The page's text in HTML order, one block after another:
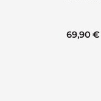
69,90 €